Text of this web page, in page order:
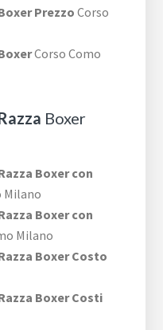
Prezzo Corso
Corso Como
Boxer
Boxer con
Milano
Boxer con
Milano
Boxer Costo
Boxer Costi